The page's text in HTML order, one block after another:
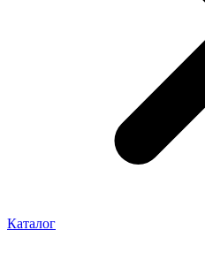
Каталог